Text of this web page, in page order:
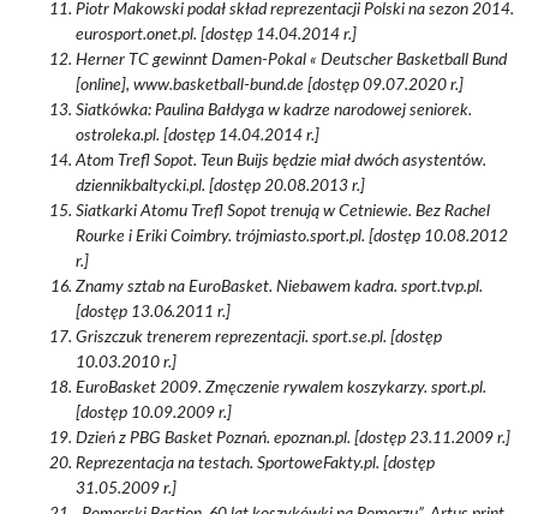
Piotr Makowski podał skład reprezentacji Polski na sezon 2014.
eurosport.onet.pl. [dostęp 14.04.2014 r.]
Herner TC gewinnt Damen-Pokal « Deutscher Basketball Bund
[online], www.basketball-bund.de [dostęp 09.07.2020 r.]
Siatkówka: Paulina Bałdyga w kadrze narodowej seniorek.
ostroleka.pl. [dostęp 14.04.2014 r.]
Atom Trefl Sopot. Teun Buijs będzie miał dwóch asystentów.
dziennikbaltycki.pl. [dostęp 20.08.2013 r.]
Siatkarki Atomu Trefl Sopot trenują w Cetniewie. Bez Rachel
Rourke i Eriki Coimbry. trójmiasto.sport.pl. [dostęp 10.08.2012
r.]
Znamy sztab na EuroBasket. Niebawem kadra. sport.tvp.pl.
[dostęp 13.06.2011 r.]
Griszczuk trenerem reprezentacji. sport.se.pl. [dostęp
10.03.2010 r.]
EuroBasket 2009. Zmęczenie rywalem koszykarzy. sport.pl.
[dostęp 10.09.2009 r.]
Dzień z PBG Basket Poznań. epoznan.pl. [dostęp 23.11.2009 r.]
Reprezentacja na testach. SportoweFakty.pl. [dostęp
31.05.2009 r.]